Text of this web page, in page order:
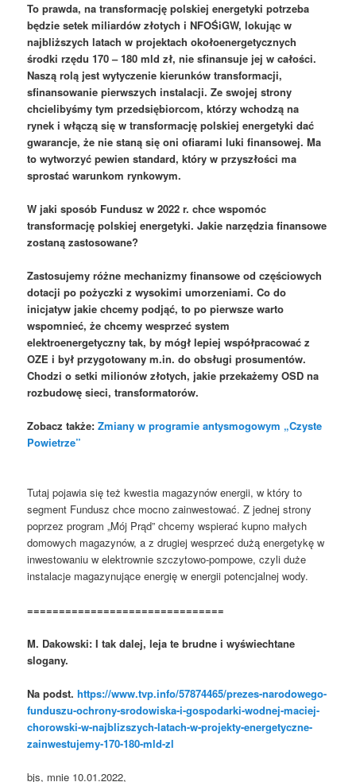
To prawda, na transformację polskiej energetyki potrzeba
będzie setek miliardów złotych i NFOŚiGW, lokując w
najbliższych latach w projektach okołoenergetycznych
środki rzędu 170 – 180 mld zł, nie sfinansuje jej w całości.
Naszą rolą jest wytyczenie kierunków transformacji,
sfinansowanie pierwszych instalacji. Ze swojej strony
chcielibyśmy tym przedsiębiorcom, którzy wchodzą na
rynek i włączą się w transformację polskiej energetyki dać
gwarancje, że nie staną się oni ofiarami luki finansowej. Ma
to wytworzyć pewien standard, który w przyszłości ma
sprostać warunkom rynkowym.
W jaki sposób Fundusz w 2022 r. chce wspomóc
transformację polskiej energetyki. Jakie narzędzia finansowe
zostaną zastosowane?
Zastosujemy różne mechanizmy finansowe od częściowych
dotacji po pożyczki z wysokimi umorzeniami. Co do
inicjatyw jakie chcemy podjąć, to po pierwsze warto
wspomnieć, że chcemy wesprzeć system
elektroenergetyczny tak, by mógł lepiej współpracować z
OZE i był przygotowany m.in. do obsługi prosumentów.
Chodzi o setki milionów złotych, jakie przekażemy OSD na
rozbudowę sieci, transformatorów.
Zobacz także:Zmiany w programie antysmogowym „Czyste
Powietrze”
Tutaj pojawia się też kwestia magazynów energii, w który to
segment Fundusz chce mocno zainwestować. Z jednej strony
poprzez program „Mój Prąd” chcemy wspierać kupno małych
domowych magazynów, a z drugiej wesprzeć dużą energetykę w
inwestowaniu w elektrownie szczytowo-pompowe, czyli duże
instalacje magazynujące energię w energii potencjalnej wody.
===============================
M. Dakowski: I tak dalej, leja te brudne i wyświechtane
slogany.
Na podst.https://www.tvp.info/57874465/prezes-narodowego-
funduszu-ochrony-srodowiska-i-gospodarki-wodnej-maciej-
chorowski-w-najblizszych-latach-w-projekty-energetyczne-
zainwestujemy-170-180-mld-zl
bjs, mnie 10.01.2022,